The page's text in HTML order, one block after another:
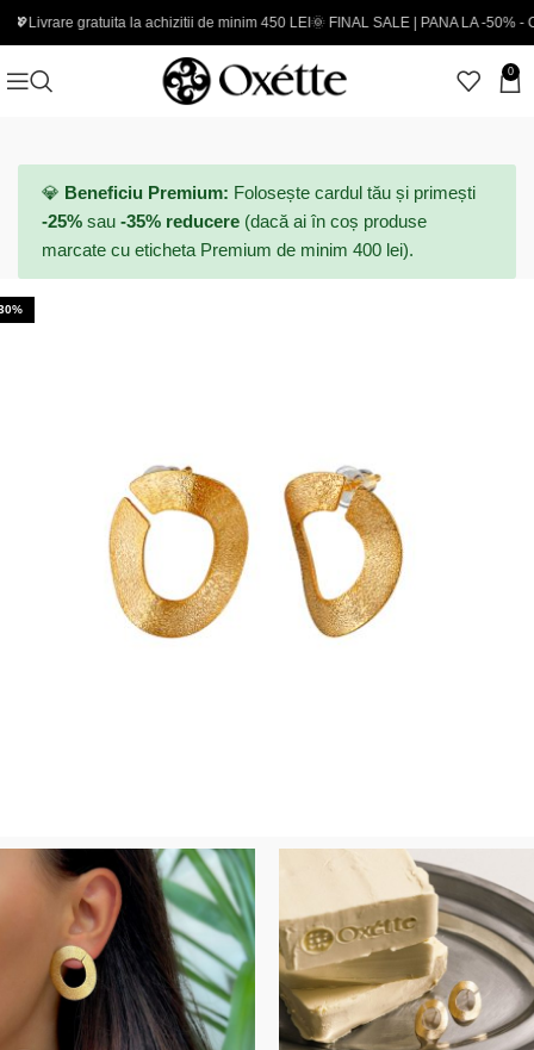
la achizitii de minim 450 LEI🌞 FINAL SALE | PANA LA -50% - Coduri noi
0
💎 Beneficiu Premium: Folosește cardul tău și primești
-25% sau -35% reducere (dacă ai în coș produse
marcate cu eticheta Premium de minim 400 lei).